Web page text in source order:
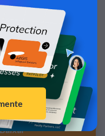
apresentação e deixe
cara!